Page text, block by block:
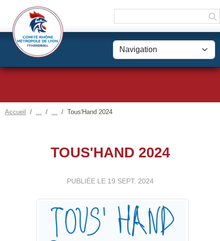
Accueil Tous'Hand 2024
TOUS'HAND 2024
PUBLIÉE LE 19 SEPT. 2024
Panneau de gestion des cookies